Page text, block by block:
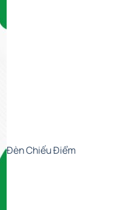
Đèn Chiếu Điểm